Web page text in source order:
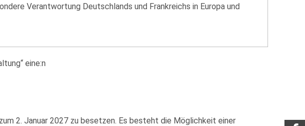
Verantwortung Deutschlands und Frankreichs in Europa und
eine:n
2. Januar 2027 zu besetzen. Es besteht die Möglichkeit einer